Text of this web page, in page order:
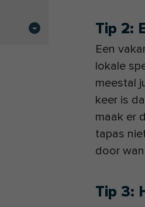
Tip 2:
Een
lokale
meestal
keer is
maak er
tapas
door
Tip 3: